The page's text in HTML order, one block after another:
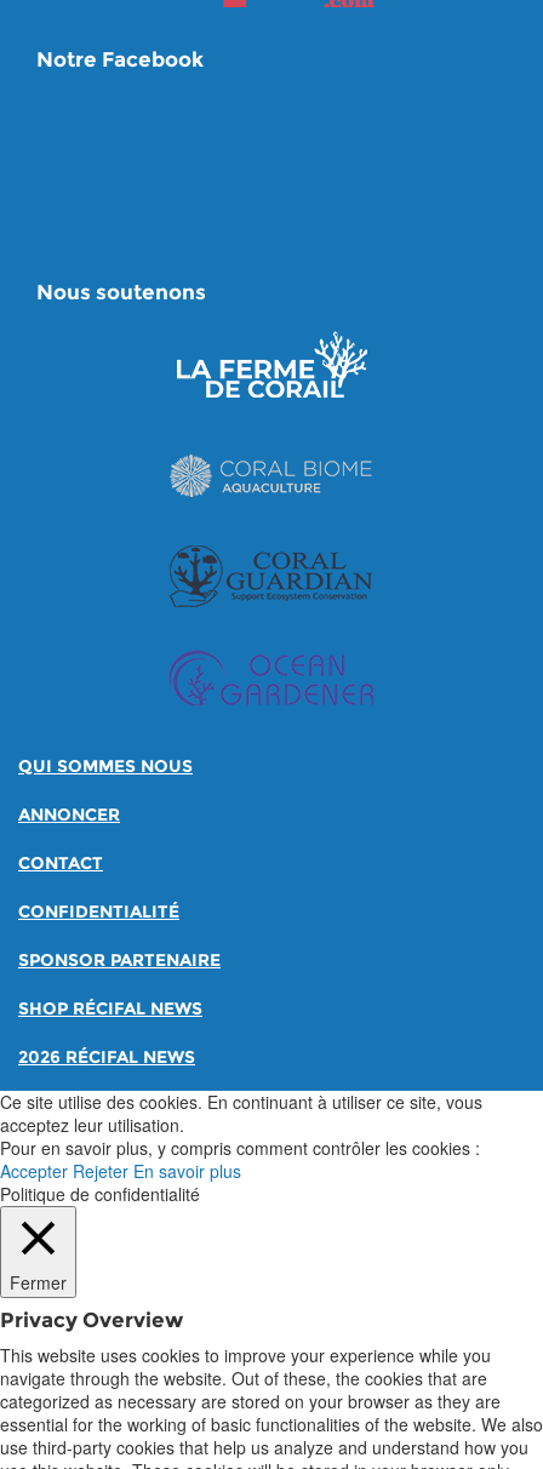
Notre Facebook
Nous soutenons
QUI SOMMES NOUS
ANNONCER
CONTACT
CONFIDENTIALITÉ
SPONSOR PARTENAIRE
SHOP RÉCIFAL NEWS
2026 RÉCIFAL NEWS
Ce site utilise des cookies. En continuant à utiliser ce site, vous
acceptez leur utilisation.
Pour en savoir plus, y compris comment contrôler les cookies :
Accepter Rejeter En savoir plus
Politique de confidentialité
Fermer
Privacy Overview
This website uses cookies to improve your experience while you
navigate through the website. Out of these, the cookies that are
categorized as necessary are stored on your browser as they are
essential for the working of basic functionalities of the website. We also
use third-party cookies that help us analyze and understand how you